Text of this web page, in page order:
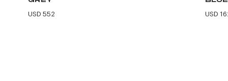
USD 552 USD